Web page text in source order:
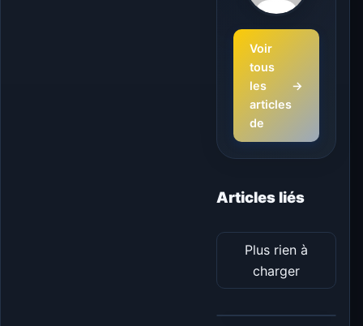
Voir
tous
les
articles
de
→
Articles liés
Plus rien à
charger